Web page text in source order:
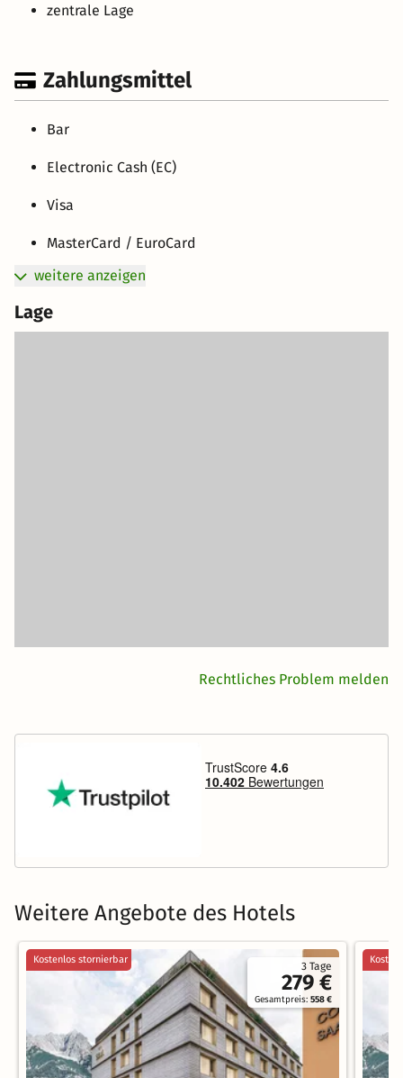
zentrale Lage
Zahlungsmittel
Bar
Electronic Cash (EC)
Visa
MasterCard / EuroCard
weitere anzeigen
Lage
Rechtliches Problem melden
Weitere Angebote des Hotels
3 Tage
279 €
Gesamtpreis:558 €
Kostenlos stornierbar